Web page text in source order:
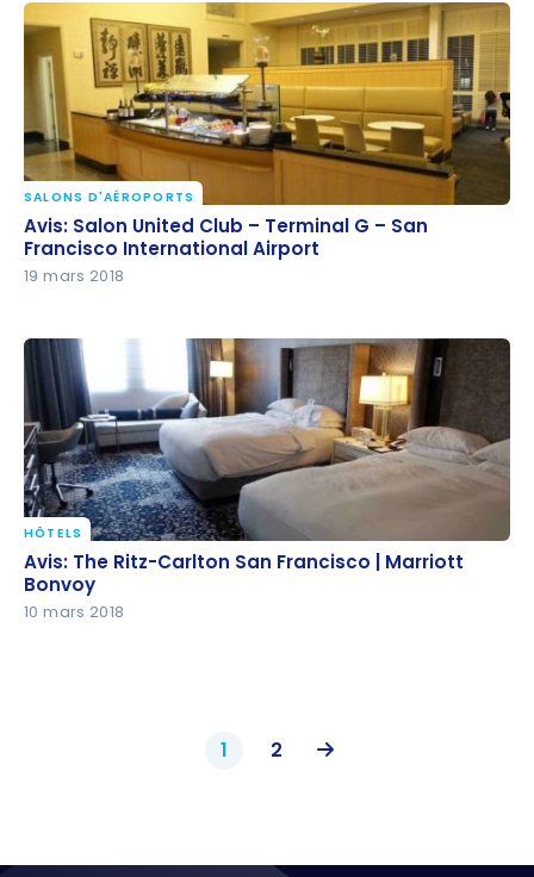
Avis: Salon United Club – Terminal G – San
Francisco International Airport
SALONS D'AÉROPORTS
Avis: Salon United Club – Terminal G – San
Francisco International Airport
19 mars 2018
Avis: The Ritz-Carlton San Francisco | Marriott
Bonvoy
HÔTELS
Avis: The Ritz-Carlton San Francisco | Marriott
Bonvoy
10 mars 2018
1 2